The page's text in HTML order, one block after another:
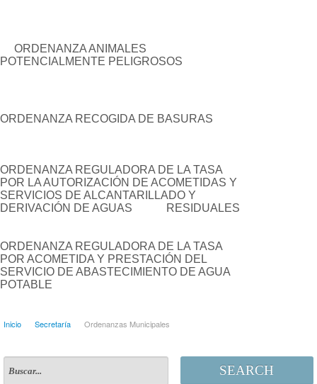
ORDENANZA ANIMALES
POTENCIALMENTE PELIGROSOS
ORDENANZA RECOGIDA DE BASURAS
ORDENANZA REGULADORA DE LA TASA
POR LA AUTORIZACIÓN DE ACOMETIDAS Y
SERVICIOS DE ALCANTARILLADO Y
DERIVACIÓN DE AGUAS RESIDUALES
ORDENANZA REGULADORA DE LA TASA
POR ACOMETIDA Y PRESTACIÓN DEL
SERVICIO DE ABASTECIMIENTO DE AGUA
POTABLE
Inicio Secretaría Ordenanzas Municipales
SEARCH